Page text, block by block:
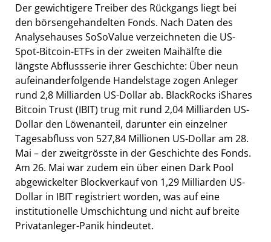
Der gewichtigere Treiber des Rückgangs liegt bei
den börsengehandelten Fonds. Nach Daten des
Analysehauses SoSoValue verzeichneten die US-
Spot-Bitcoin-ETFs in der zweiten Maihälfte die
längste Abflussserie ihrer Geschichte: Über neun
aufeinanderfolgende Handelstage zogen Anleger
rund 2,8 Milliarden US-Dollar ab. BlackRocks iShares
Bitcoin Trust (IBIT) trug mit rund 2,04 Milliarden US-
Dollar den Löwenanteil, darunter ein einzelner
Tagesabfluss von 527,84 Millionen US-Dollar am 28.
Mai – der zweitgrösste in der Geschichte des Fonds.
Am 26. Mai war zudem ein über einen Dark Pool
abgewickelter Blockverkauf von 1,29 Milliarden US-
Dollar in IBIT registriert worden, was auf eine
institutionelle Umschichtung und nicht auf breite
Privatanleger-Panik hindeutet.